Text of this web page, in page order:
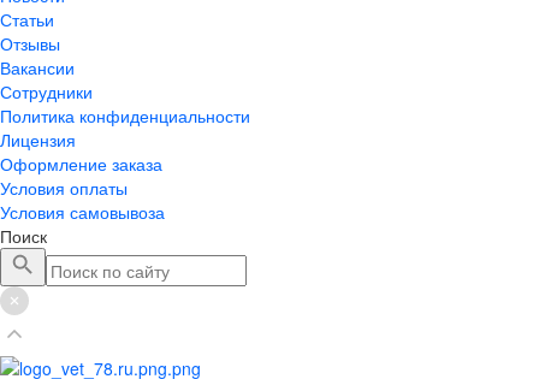
Статьи
Отзывы
Вакансии
Сотрудники
Политика конфиденциальности
Лицензия
Оформление заказа
Условия оплаты
Условия самовывоза
Поиск